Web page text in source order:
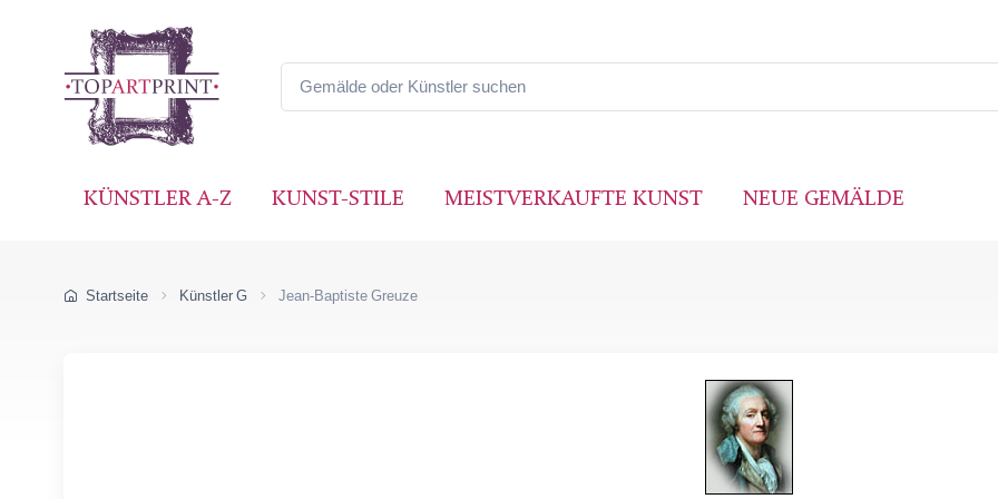
KÜNSTLER A-Z KUNST-STILE MEISTVERKAUFTE KUNST NEUE GEMÄLDE
Startseite Künstler G Jean-Baptiste Greuze